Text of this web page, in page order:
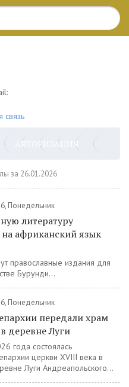
связь
АВТОРИЗАЦИЯ
за 26.01.2026
Понедельник
литературу
на африканский язык
православные издания для
Бурунди...
Понедельник
передали храм
деревне Луги
года состоялась
церкви XVIII века в
Луги Андреапольского...